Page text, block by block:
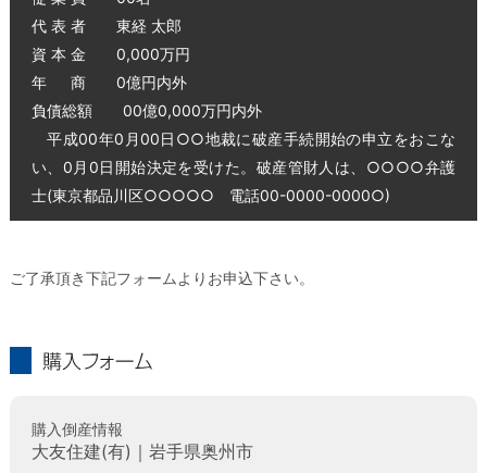
代 表 者 東経 太郎
資 本 金 0,000万円
年 商 0億円内外
負債総額 00億0,000万円内外
平成00年0月00日○○地裁に破産手続開始の申立をおこな
い、0月0日開始決定を受けた。破産管財人は、○○○○弁護
士(東京都品川区○○○○○ 電話00-0000-0000○)
ご了承頂き下記フォームよりお申込下さい。
購入倒産情報
大友住建(有)｜岩手県奥州市